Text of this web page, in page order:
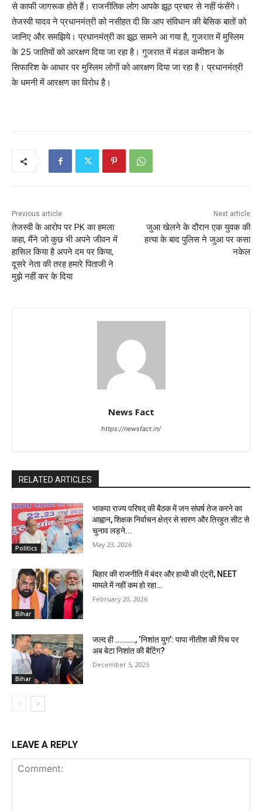
से काफी जागरूक होते हैं। राजनीतिक लोग आपके झूठ प्रचार से नहीं फंसेंगे।
तेजस्वी यादव ने प्रधानमंत्री को नसीहत दी कि आप संविधान की बेसिक बातों को
जानिए और समझिये। प्रधानमंत्री का झूठ सामने आ गया है, गुजरात में मुस्लिम
के 25 जातियों को आरक्षण दिया जा रहा है। गुजरात में मंडल कमीशन के
सिफारिश के आधार पर मुस्लिम लोगों को आरक्षण दिया जा रहा है। प्रधानमंत्री
के धमनी में आरक्षण का विरोध है।
Previous article
तेजस्वी के आरोप पर PK का हमला
कहा, मैंने जो कुछ भी अपने जीवन में
हासिल किया है अपने दम पर किया,
दूसरे नेता की तरह हमारे पिताजी ने
मुझे नहीं कर के दिया
Next article
जुआ खेलने के दौरान एक युवक की
हत्या के बाद पुलिस ने जुआ पर कसा
नकेल
News Fact
https://newsfact.in/
RELATED ARTICLES
Politics
भाकपा राज्य परिषद् की बैठक में जन संघर्ष तेज करने का
आह्वान, शिक्षक निर्वाचन क्षेत्र से सारण और तिरहुत सीट से
चुनाव लड़ने...
May 23, 2026
Bihar
बिहार की राजनीति में बंदर और हाथी की एंट्री, NEET
मामले में नहीं कम हो रहा…
February 20, 2026
Bihar
जल्द ही ………., ‘निशांत युग’: पापा नीतीश की पिच पर
अब बेटा निशांत की बैटिंग?
December 5, 2025
LEAVE A REPLY